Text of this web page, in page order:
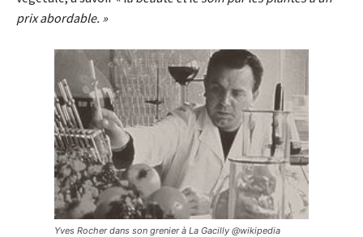
prix abordable. »
Yves Rocher dans son grenier à La Gacilly @wikipedia